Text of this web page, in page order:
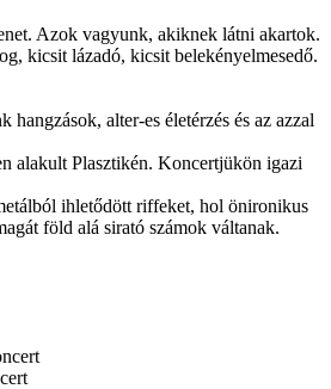
Azok vagyunk, akiknek látni akartok.
kicsit lázadó, kicsit belekényelmesedő.
alter-es életérzés és az azzal
alakult Plasztikén. Koncertjükön igazi
ihletődött riffeket, hol önironikus
föld alá sirató számok váltanak.